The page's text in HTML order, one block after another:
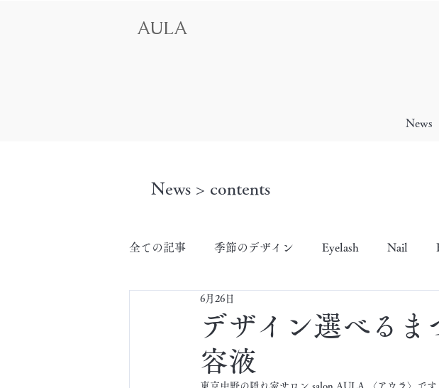
AULA
News
News > contents
全ての記事 季節のデザイン Eyelash Nail
デザイン選べる
容液
6月26日
東京中野の隠れ家サロン salon AULA 〈アウラ〉です